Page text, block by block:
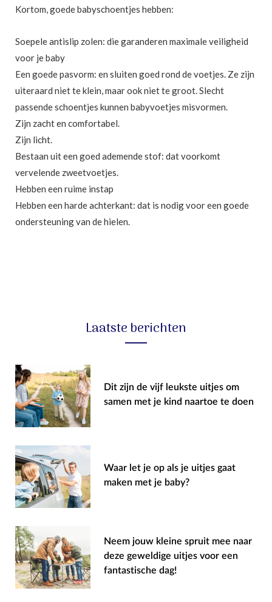
Kortom, goede babyschoentjes hebben:
Soepele antislip zolen: die garanderen maximale veiligheid
voor je baby
Een goede pasvorm: en sluiten goed rond de voetjes. Ze zijn
uiteraard niet te klein, maar ook niet te groot. Slecht
passende schoentjes kunnen babyvoetjes misvormen.
Zijn zacht en comfortabel.
Zijn licht.
Bestaan uit een goed ademende stof: dat voorkomt
vervelende zweetvoetjes.
Hebben een ruime instap
Hebben een harde achterkant: dat is nodig voor een goede
ondersteuning van de hielen.
Laatste berichten
Dit zijn de vijf leukste uitjes om
samen met je kind naartoe te doen
Waar let je op als je uitjes gaat
maken met je baby?
Neem jouw kleine spruit mee naar
deze geweldige uitjes voor een
fantastische dag!